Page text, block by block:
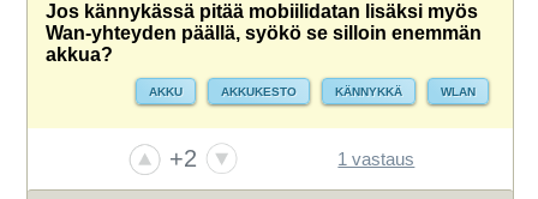
Jos kännykässä pitää mobiilidatan lisäksi myös
Wan-yhteyden päällä, syökö se silloin enemmän
akkua?
AKKU AKKUKESTO KÄNNYKKÄ WLAN
+2 1 vastaus